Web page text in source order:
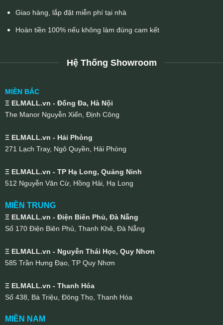
Giao hàng, lắp đặt miễn phí tại nhà
Hoàn tiền 100% nếu không làm đúng cam kết
Hệ Thống Showroom
MIỀN BẮC
Ξ ELMALL.vn - Đống Đa, Hà Nội
The Manor Nguyễn Xiển, Định Công
Ξ ELMALL.vn - Hải Phòng
271 Lạch Tray, Ngô Quyền, Hải Phòng
Ξ ELMALL.vn - TP Hạ Long, Quảng Ninh
512 Nguyễn Văn Cừ, Hồng Hải, Hạ Long
MIỀN TRUNG
Ξ ELMALL.vn - Điện Biên Phủ, Đà Nẵng
Số 170 Điện Biên Phủ, Thanh Khê, Đà Nẵng
Ξ ELMALL.vn - Nguyễn Thái Học, Quy Nhơn
585 Trần Hưng Đạo, TP Quy Nhơn
Ξ ELMALL.vn - Thanh Hóa
Số 438, Bà Triệu, Đông Thọ, Thanh Hóa
MIỀN NAM